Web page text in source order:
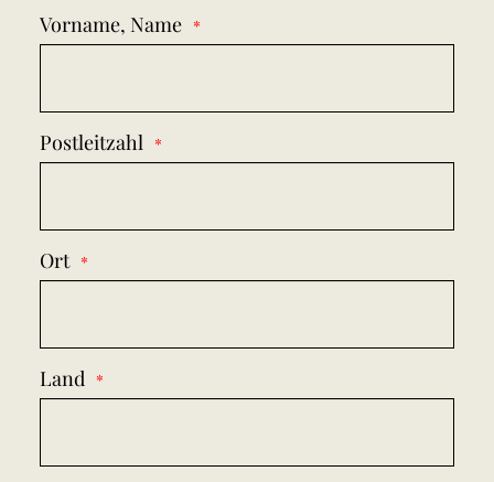
Vorname, Name
Postleitzahl
Ort
Land